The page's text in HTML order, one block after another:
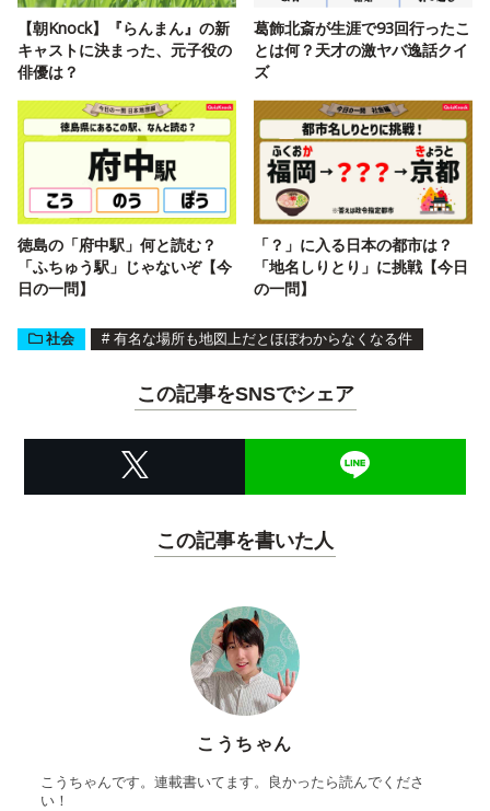
【朝Knock】『らんまん』の新
キャストに決まった、元子役の
俳優は？
葛飾北斎が生涯で93回行ったこ
とは何？天才の激ヤバ逸話クイ
ズ
徳島の「府中駅」何と読む？
「ふちゅう駅」じゃないぞ【今
日の一問】
「？」に入る日本の都市は？
「地名しりとり」に挑戦【今日
の一問】
社会 # 有名な場所も地図上だとほぼわからなくなる件
この記事をSNSでシェア
この記事を書いた人
こうちゃん
こうちゃんです。連載書いてます。良かったら読んでくださ
い！